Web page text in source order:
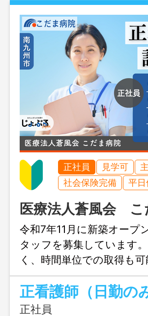
正社員 見学可
社会保険完備
平日
医療法人蒼風会 こ
令和7年11月に新築オープ
タッフを募集しています
く、時間単位での取得も
り、子育て世代も働きや
ニングなど研修制度も整
安心してスタートできます
正看護師（日勤の
正社員